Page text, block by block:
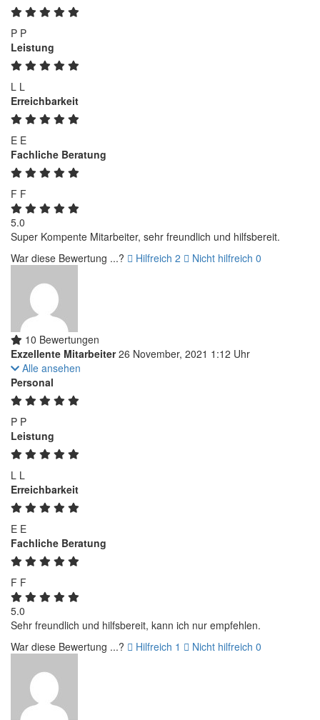
P P
Leistung
L L
Erreichbarkeit
E E
Fachliche Beratung
F F
5.0
Super Kompente Mitarbeiter, sehr freundlich und hilfsbereit.
War diese Bewertung ...?
Hilfreich 2 Nicht hilfreich 0
10 Bewertungen
Exzellente Mitarbeiter 26 November, 2021 1:12 Uhr
Alle ansehen
Personal
P P
Leistung
L L
Erreichbarkeit
E E
Fachliche Beratung
F F
5.0
Sehr freundlich und hilfsbereit, kann ich nur empfehlen.
War diese Bewertung ...?
Hilfreich 1 Nicht hilfreich 0